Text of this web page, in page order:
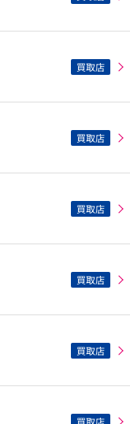
買取店
買取店
買取店
買取店
買取店
買取店